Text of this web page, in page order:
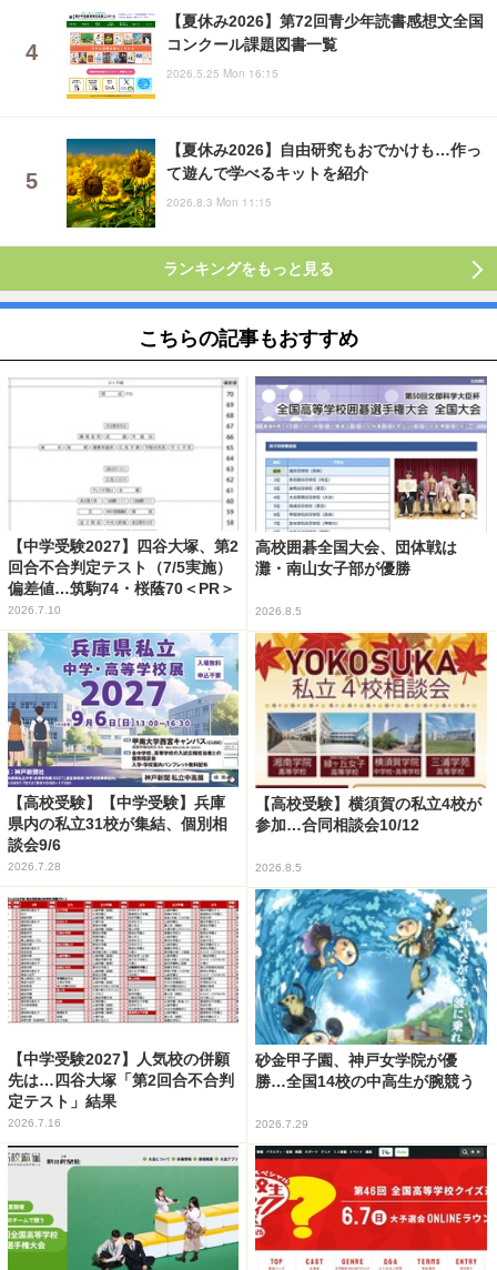
【夏休み2026】第72回青少年読書感想文全国
コンクール課題図書一覧
2026.5.25 Mon 16:15
【夏休み2026】自由研究もおでかけも…作っ
て遊んで学べるキットを紹介
2026.8.3 Mon 11:15
ランキングをもっと見る
こちらの記事もおすすめ
【中学受験2027】四谷大塚、第2
回合不合判定テスト（7/5実施）
偏差値…筑駒74・桜蔭70＜PR＞
2026.7.10
高校囲碁全国大会、団体戦は
灘・南山女子部が優勝
2026.8.5
【高校受験】【中学受験】兵庫
県内の私立31校が集結、個別相
談会9/6
2026.7.28
【高校受験】横須賀の私立4校が
参加…合同相談会10/12
2026.8.5
【中学受験2027】人気校の併願
先は…四谷大塚「第2回合不合判
定テスト」結果
2026.7.16
砂金甲子園、神戸女学院が優
勝…全国14校の中高生が腕競う
2026.7.29